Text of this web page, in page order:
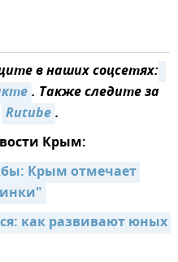
в наших соцсетях:
. Также следите за
Rutube.
Крым:
Крым отмечает
как развивают юных